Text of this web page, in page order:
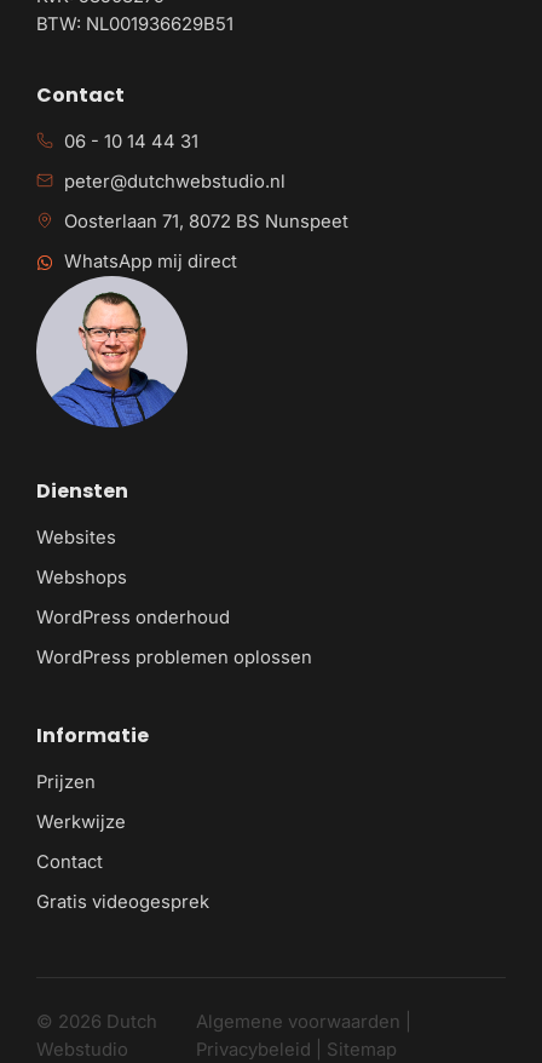
BTW: NL001936629B51
Diensten
Websites
Webshops
WordPress onderhoud
WordPress problemen oplossen
Informatie
Prijzen
Werkwijze
Contact
Gratis videogesprek
Contact
06 - 10 14 44 31
peter@dutchwebstudio.nl
Oosterlaan 71, 8072 BS Nunspeet
WhatsApp mij direct
© 2026 Dutch
Webstudio
Algemene voorwaarden
Privacybeleid
Sitemap